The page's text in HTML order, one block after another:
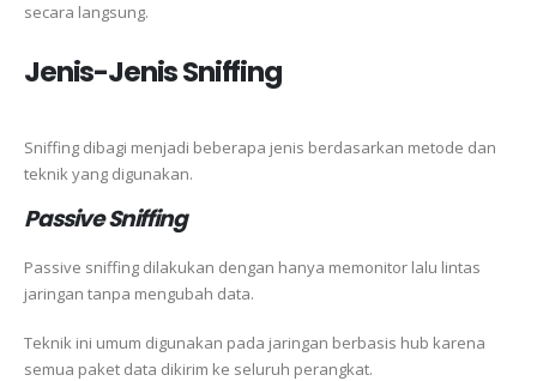
secara langsung.
Jenis-Jenis Sniffing
Sniffing dibagi menjadi beberapa jenis berdasarkan metode dan
teknik yang digunakan.
Passive Sniffing
Passive sniffing dilakukan dengan hanya memonitor lalu lintas
jaringan tanpa mengubah data.
Teknik ini umum digunakan pada jaringan berbasis hub karena
semua paket data dikirim ke seluruh perangkat.